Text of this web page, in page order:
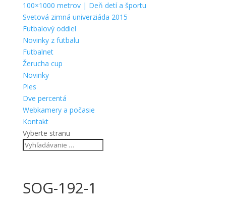
100×1000 metrov | Deň detí a športu
Svetová zimná univerziáda 2015
Futbalový oddiel
Novinky z futbalu
Futbalnet
Žerucha cup
Novinky
Ples
Dve percentá
Webkamery a počasie
Kontakt
Vyberte stranu
SOG-192-1